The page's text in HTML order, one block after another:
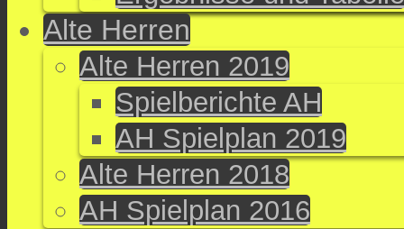
Alte Herren
Alte Herren 2019
Spielberichte AH
AH Spielplan 2019
Alte Herren 2018
AH Spielplan 2016